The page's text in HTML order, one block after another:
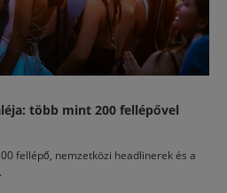
több mint 200 fellépővel
fellépő, nemzetközi headlinerek és a